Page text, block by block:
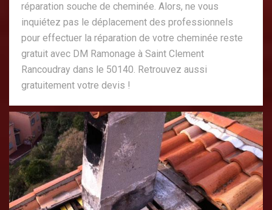
réparation souche de cheminée. Alors, ne vous
inquiétez pas le déplacement des professionnels
pour effectuer la réparation de votre cheminée reste
gratuit avec DM Ramonage à Saint Clement
Rancoudray dans le 50140. Retrouvez aussi
gratuitement votre devis !